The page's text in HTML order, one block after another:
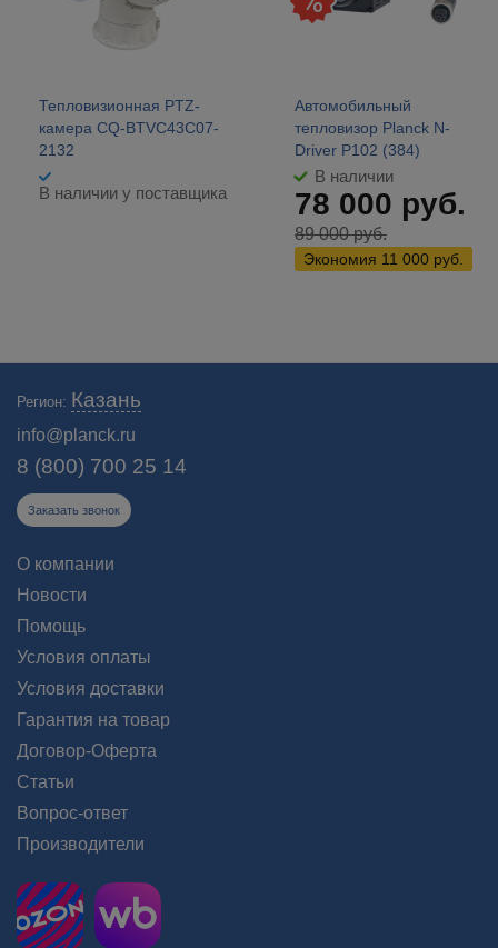
Тепловизионная PTZ-
камера CQ-BTVC43C07-
2132
В наличии у поставщика
Автомобильный
тепловизор Planck N-
Driver P102 (384)
В наличии
78 000 руб.
89 000руб.
Экономия 11 000 руб.
низким ценам в интернет-магазине ПЛАНК в Казани. 🚛 Бесплатная
доставка. Каталог на сайте!
Регион: Казань
info@planck.ru
8 (800) 700 25 14
Заказать звонок
О компании
Новости
Помощь
Условия оплаты
Условия доставки
Гарантия на товар
Договор-Оферта
Статьи
Вопрос-ответ
Производители